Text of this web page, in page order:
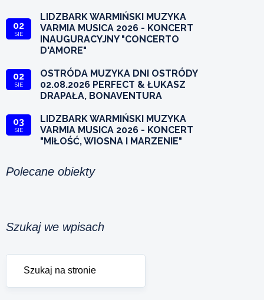
02
SIE
LIDZBARK WARMIŃSKI MUZYKA
VARMIA MUSICA 2026 - KONCERT
INAUGURACYJNY "CONCERTO
D'AMORE"
02
SIE
OSTRÓDA MUZYKA DNI OSTRÓDY
02.08.2026 PERFECT & ŁUKASZ
DRAPAŁA, BONAVENTURA
03
SIE
LIDZBARK WARMIŃSKI MUZYKA
VARMIA MUSICA 2026 - KONCERT
"MIŁOŚĆ, WIOSNA I MARZENIE"
Polecane obiekty
Szukaj we wpisach